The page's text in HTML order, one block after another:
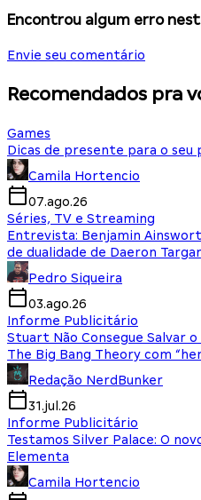
Encontrou algum erro
Envie seu comentário
Recomendados pra
Games
Dicas de presente para o seu
Camila Hortencio
07.ago.26
Séries, TV e Streaming
Entrevista: Benjamin
de dualidade de Daeron
Pedro Siqueira
03.ago.26
Informe Publicitário
Stuart Não Consegue Salvar
The Big Bang Theory com
Redação NerdBunker
31.jul.26
Informe Publicitário
Testamos Silver Palace: O
Elementa
Camila Hortencio